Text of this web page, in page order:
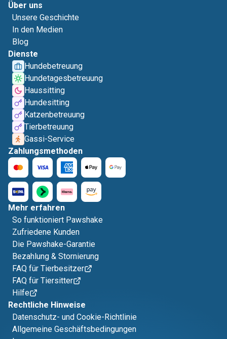
Über uns
Unsere Geschichte
In den Medien
Blog
Dienste
Hundebetreuung
Hundetagesbetreuung
Haussitting
Hundesitting
Katzenbetreuung
Tierbetreuung
Gassi-Service
Zahlungsmethoden
Mehr erfahren
So funktioniert Pawshake
Zufriedene Kunden
Die Pawshake-Garantie
Bezahlung & Stornierung
FAQ für Tierbesitzer
FAQ für Tiersitter
Hilfe
Rechtliche Hinweise
Datenschutz- und Cookie-Richtlinie
Allgemeine Geschäftsbedingungen